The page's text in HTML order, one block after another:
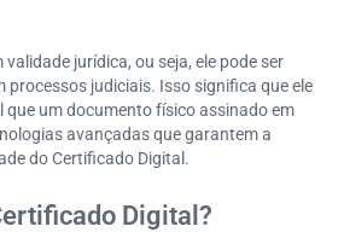
jurídica, ou seja, ele pode ser
processos judiciais. Isso significa que ele
que um documento físico assinado em
avançadas que garantem a
do Certificado Digital.
Digital?